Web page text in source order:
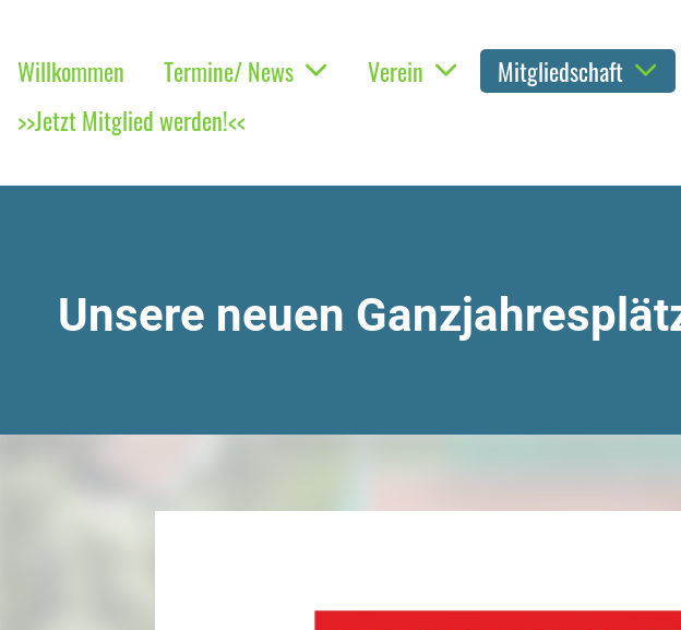
Willkommen Termine/ News Verein Mitgliedschaft
>>Jetzt Mitglied werden!<<
Unsere neuen